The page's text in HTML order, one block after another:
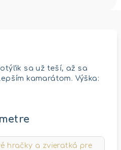
sa už teší, až sa
kamarátom. Výška:
hračky a zvieratká pre